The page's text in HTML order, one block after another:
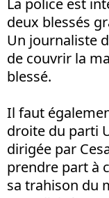
La police est
deux blessés
Un journaliste
de couvrir la
blessé.
Il faut
droite du parti
dirigée par
prendre part à
sa trahison du